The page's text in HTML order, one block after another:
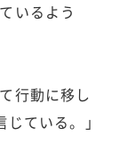
いるよう
行動に移し
ている。」